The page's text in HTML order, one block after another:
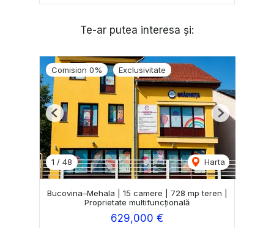
Te-ar putea interesa și:
Comision 0% Exclusivitate
1 / 48 Harta
Previous Next
Bucovina–Mehala | 15 camere | 728 mp teren |
Proprietate multifuncțională
629,000 €